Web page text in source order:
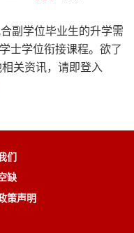
副学位毕业生的升学需
士学位衔接课程。欲了
关资讯，请即登入
们
缺
策声明